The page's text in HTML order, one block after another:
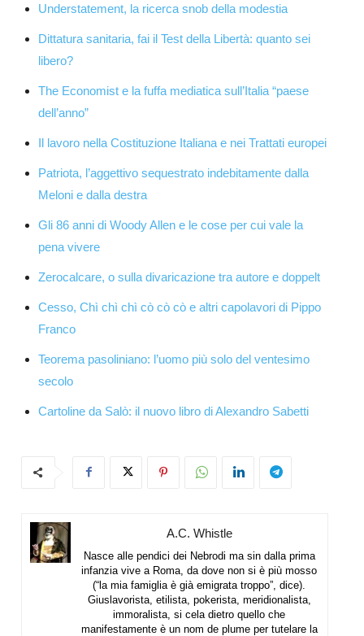
Understatement, la ricerca snob della modestia
Dittatura sanitaria, fai il Test della Libertà: quanto sei
libero?
The Economist e la fuffa mediatica sull’Italia “paese
dell’anno”
Il lavoro nella Costituzione Italiana e nei Trattati europei
Patriota, l’aggettivo sequestrato indebitamente dalla
Meloni e dalla destra
Gli 86 anni di Woody Allen e le cose per cui vale la
pena vivere
Zerocalcare, o sulla divaricazione tra autore e doppelt
Cesso, Chì chì chì cò cò cò e altri capolavori di Pippo
Franco
Teorema pasoliniano: l’uomo più solo del ventesimo
secolo
Cartoline da Salò: il nuovo libro di Alexandro Sabetti
A.C. Whistle
Nasce alle pendici dei Nebrodi ma sin dalla prima
infanzia vive a Roma, da dove non si è più mosso
(“la mia famiglia è già emigrata troppo”, dice).
Giuslavorista, etilista, pokerista, meridionalista,
immoralista, si cela dietro quello che
manifestamente è un nom de plume per tutelare la